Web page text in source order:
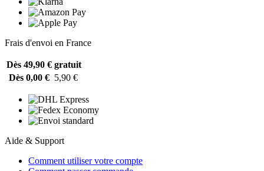
Frais d'envoi en France
Dès 49,90 € gratuit
Dès 0,00 € 5,90 €
Aide & Support
Comment utiliser votre compte